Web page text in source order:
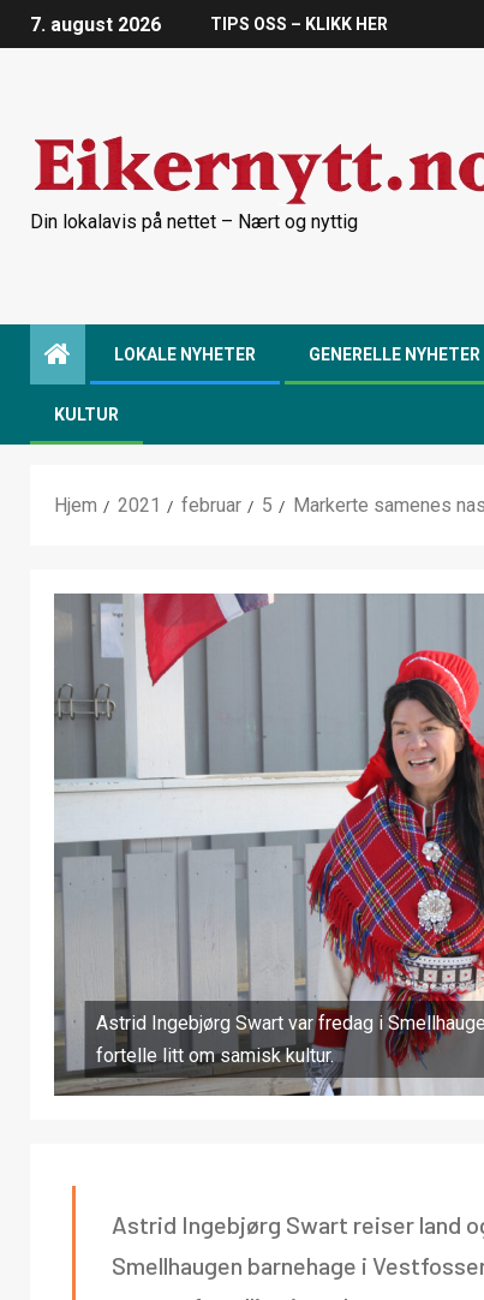
7. august 2026 TIPS OSS – KLIKK HER
Din lokalavis på nettet – Nært og nyttig
LOKALE NYHETER GENERELLE NYHETER
KULTUR
Hjem 2021 februar 5 Markerte samenes
Astrid Ingebjørg Swart var fredag i
fortelle litt om samisk kultur.
Astrid Ingebjørg Swart reiser land
Smellhaugen barnehage i